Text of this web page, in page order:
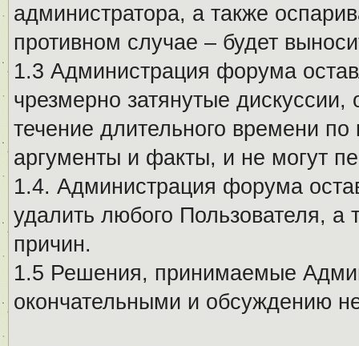
администратора, а также
противном случае – будет
1.3 Администрация форума
чрезмерно затянутые
течение длительного времени
аргументы и факты, и не могут
1.4. Администрация форума
удалить любого Пользователя, а
причин.
1.5 Решения, принимаемые
окончательными и обсуждению